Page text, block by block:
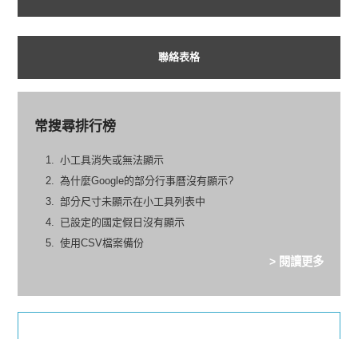
聯絡表格
常搜尋排行榜
小工具消失或無法顯示
為什麼Google的部分行事曆沒有顯示?
部分尺寸未顯示在小工具列表中
已設定的國定假日沒有顯示
使用CSV檔案備份
> 閱讀更多